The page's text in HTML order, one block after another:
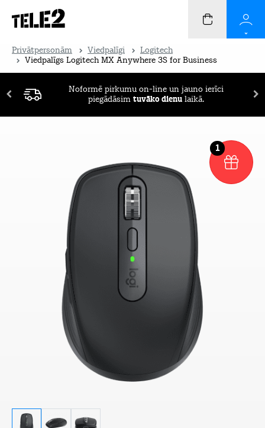
Privātpersonām Viedpalīgi
Logitech
Viedpalīgs Logitech MX Anywhere 3S for Business
Noformē pirkumu on-line un jauno ierīci
piegādāsim tuvāko dienu laikā.
1